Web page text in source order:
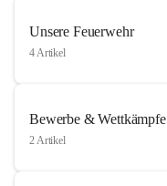
Unsere Feuerwehr
4 Artikel
Bewerbe & Wettkämpfe
2 Artikel